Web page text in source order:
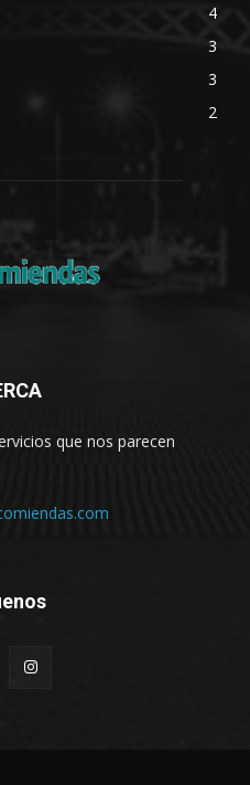
4
3
3
2
que nos parecen